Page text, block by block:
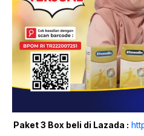
Paket 3 Box beli di Lazada :